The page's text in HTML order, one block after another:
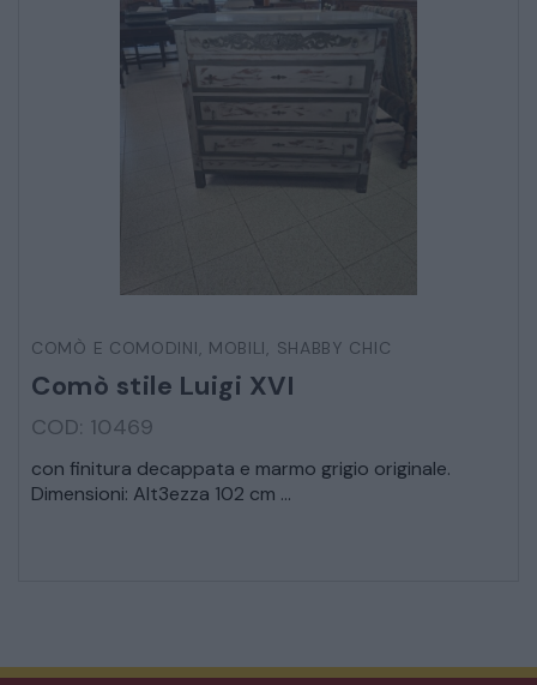
COMÒ E COMODINI, MOBILI, SHABBY CHIC
Comò stile Luigi XVI
COD: 10469
con finitura decappata e marmo grigio originale.
Dimensioni: Alt3ezza 102 cm ...